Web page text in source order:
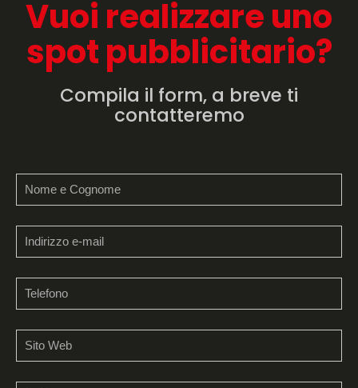
Vuoi realizzare uno
spot pubblicitario?
Compila il form, a breve ti
contatteremo